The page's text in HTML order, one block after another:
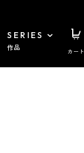
SERIES
作品 カート